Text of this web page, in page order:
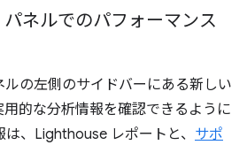
ネルでのパフォーマンス
ルの左側のサイドバーにある新しい
用的な分析情報を確認できるように
、Lighthouse レポートと、 サポ